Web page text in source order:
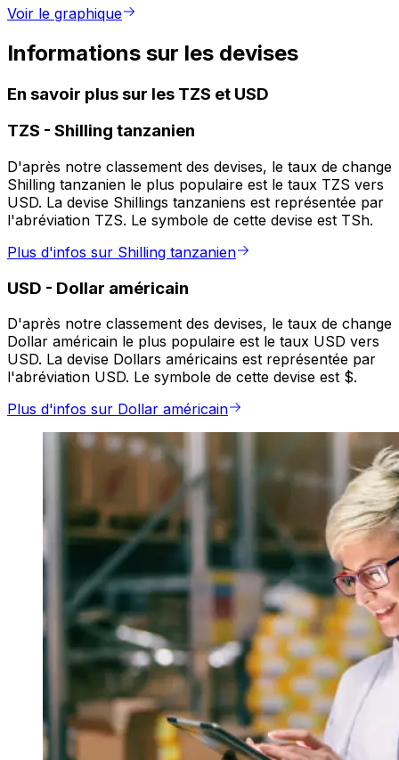
Voir le graphique
Informations sur les devises
En savoir plus sur les TZS et USD
TZS - Shilling tanzanien
D'après notre classement des devises, le taux de change
Shilling tanzanien le plus populaire est le taux TZS vers
USD. La devise Shillings tanzaniens est représentée par
l'abréviation TZS. Le symbole de cette devise est TSh.
Plus d'infos sur Shilling tanzanien
USD - Dollar américain
D'après notre classement des devises, le taux de change
Dollar américain le plus populaire est le taux USD vers
USD. La devise Dollars américains est représentée par
l'abréviation USD. Le symbole de cette devise est $.
Plus d'infos sur Dollar américain